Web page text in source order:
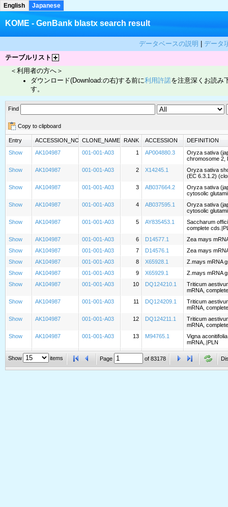
English Japanese
KOME - GenBank blastx search result
データベースの説明 データ
テーブルリスト
＜利用者の方へ＞
ダウンロード(Download:の右)する前に利用許諾を注意深くお読み
す。
Find
Copy to clipboard
Entry ACCESSION_NO CLONE_NAME RANK ACCESSION
DEFINITION
Show
AK104987 001-001-A03 1 AP004880.3
Oryza sativa
chromosome 2,
Show
AK104987 001-001-A03 2 X14245.1
Oryza sativa
(EC 6.3.1.2)
Show
AK104987 001-001-A03 3 AB037664.2
Oryza sativa
cytosolic
Show
AK104987 001-001-A03 4 AB037595.1
Oryza sativa
cytosolic
Show
AK104987 001-001-A03 5 AY835453.1
Saccharum
complete
Show
AK104987 001-001-A03 6 D14577.1
Zea mays
Show
AK104987 001-001-A03 7 D14576.1
Zea mays
Show
AK104987 001-001-A03 8 X65928.1
Z.mays mRNA
Show
AK104987 001-001-A03 9 X65929.1
Z.mays mRNA
Show
AK104987 001-001-A03 10 DQ124210.1
Triticum
mRNA,
Show
AK104987 001-001-A03 11 DQ124209.1
Triticum
mRNA,
Show
AK104987 001-001-A03 12 DQ124211.1
Triticum
mRNA,
Show
AK104987 001-001-A03 13 M94765.1
Vigna
mRNA,.|PLN
Show
AK104987 001-001-A03 14 AY426757.1
Nicotiana
cds.|PLN
Show
AK104987 001-001-A03 15 X94321.1
V.vinifera
Show items Page of 83178